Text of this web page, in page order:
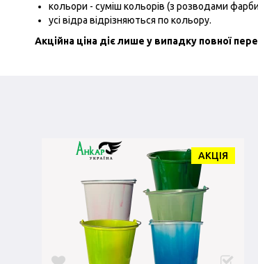
кольори - суміш кольорів (з розводами
усі відра відрізняються по кольору.
Акційна ціна діє лише у випадку повної
АКЦІЯ